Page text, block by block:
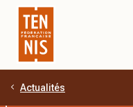
Aller au contenu principal
Actualités